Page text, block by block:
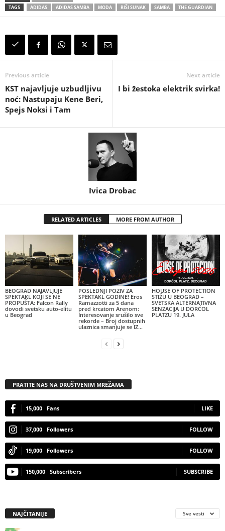
TAGS
ADIDAS ADIDAS SAMBA MODA RIŠI SUNAK SAMBA THE GUARDIAN
Previous article
KST najavljuje uzbudljivu
noć: Nastupaju Kene Beri,
Spejs Noksi i Tam
Next article
I bi žestoka elektrik svirka!
Ivica Drobac
RELATED ARTICLES MORE FROM AUTHOR
BEOGRAD NAJAVLJUJE
SPEKTAKL KOJI SE NE
PROPUŠTA: Falcon Rally
dovodi svetsku auto-elitu
u Beograd
POSLEDNJI POZIV ZA
SPEKTAKL GODINE! Eros
Ramazzotti za 5 dana
pred krcatom Arenom:
Interesovanje srušilo sve
rekorde – Broj dostupnih
ulaznica smanjuje se IZ...
HOUSE OF PROTECTION
STIŽU U BEOGRAD –
SVETSKA ALTERNATIVNA
SENZACIJA U DORĆOL
PLATZU 19. JULA
PRATITE NAS NA DRUŠTVENIM MREŽAMA
15,000 Fans LIKE
37,000 Followers FOLLOW
19,000 Followers FOLLOW
150,000 Subscribers SUBSCRIBE
NAJČITANIJE Sve vesti